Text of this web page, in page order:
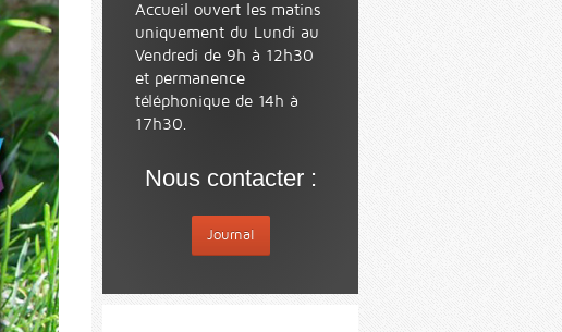
Accueil ouvert les matins
uniquement du Lundi au
Vendredi de 9h à 12h30
et permanence
téléphonique de 14h à
17h30.
Nous contacter :
Journal